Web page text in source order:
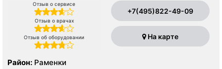
Отзыв о сервисе
Отзыв о врачах
Отзыв об оборудовании
+7(495)822-49-09
На карте
Район: Раменки